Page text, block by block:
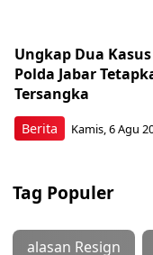
Berita
Ungkap Dua
Polda Jabar
Tersangka
Kamis, 6 Agu
Tag Populer
alasan Resign